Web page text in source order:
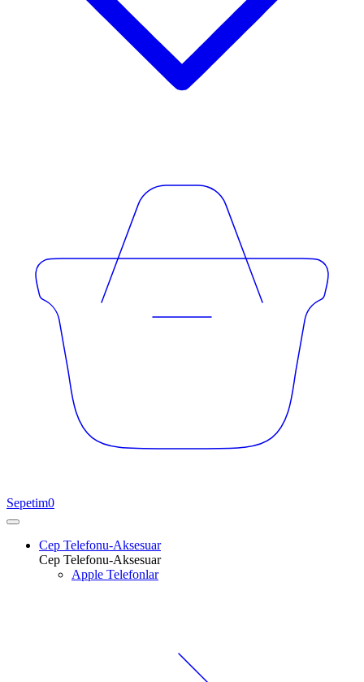
Sepetim0
Cep Telefonu-Aksesuar
Cep Telefonu-Aksesuar
Apple Telefonlar